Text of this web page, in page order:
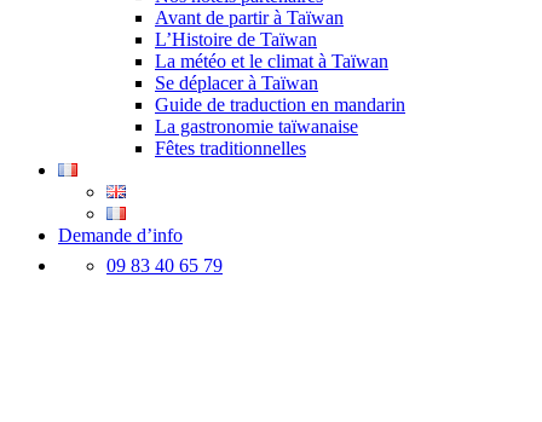
Avant de partir à Taïwan
L’Histoire de Taïwan
La météo et le climat à Taïwan
Se déplacer à Taïwan
Guide de traduction en mandarin
La gastronomie taïwanaise
Fêtes traditionnelles
Demande d’info
09 83 40 65 79